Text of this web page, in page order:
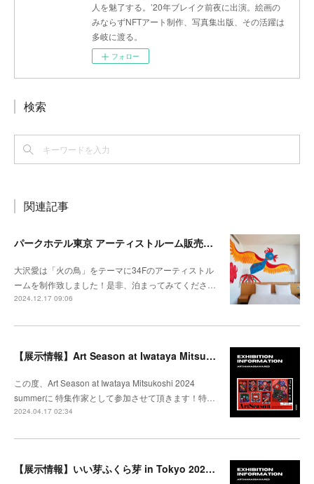
人を魅了する。’20年ブレイク前夜に出演。絵画の
みならずNFTアート制作、写真集出版、その活躍は
多岐に渡る。
フォロー
検索
関連記事
パークホテル東京 アーティストルーム販売開始
大沢愛は「火の鳥」をテーマに34Fのアーティストル
ームを制作致しました！是非、泊まってみてくださ…
2024.12.17 09:06
【展示情報】Art Season at Iwataya Mitsukoshi 2024 summer 特集 大沢愛
この度、Art Season at Iwataya Mitsukoshi 2024
summerに 特集作家として参加させて頂きます！特…
2024.04.17 02:34
【展示情報】いい芽ふくら芽 in Tokyo 2024 @松坂屋上野